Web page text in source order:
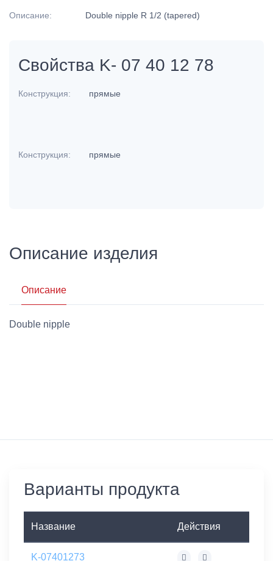
Описание: Double nipple R 1/2 (tapered)
Свойства K- 07 40 12 78
Конструкция: прямые
Конструкция: прямые
Описание изделия
Описание
Double nipple
Варианты продукта
Название Действия
K-07401273